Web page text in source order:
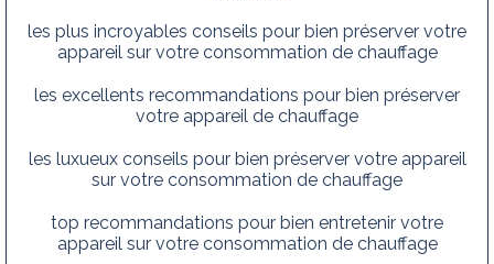
les plus incroyables conseils pour bien préserver votre
appareil sur votre consommation de chauffage
les excellents recommandations pour bien préserver
votre appareil de chauffage
les luxueux conseils pour bien préserver votre appareil
sur votre consommation de chauffage
top recommandations pour bien entretenir votre
appareil sur votre consommation de chauffage